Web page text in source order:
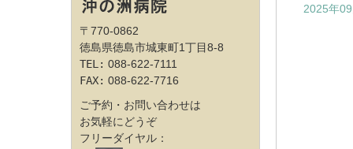
2025年
〒770-0862
徳島県徳島市城東町1丁目8-8
TEL: 088-622-7111
FAX: 088-622-7716
ご予約・お問い合わせは
お気軽にどうぞ
フリーダイヤル：